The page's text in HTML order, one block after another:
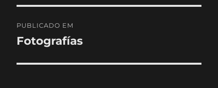
de
PUBLICADO EM
Fotografías